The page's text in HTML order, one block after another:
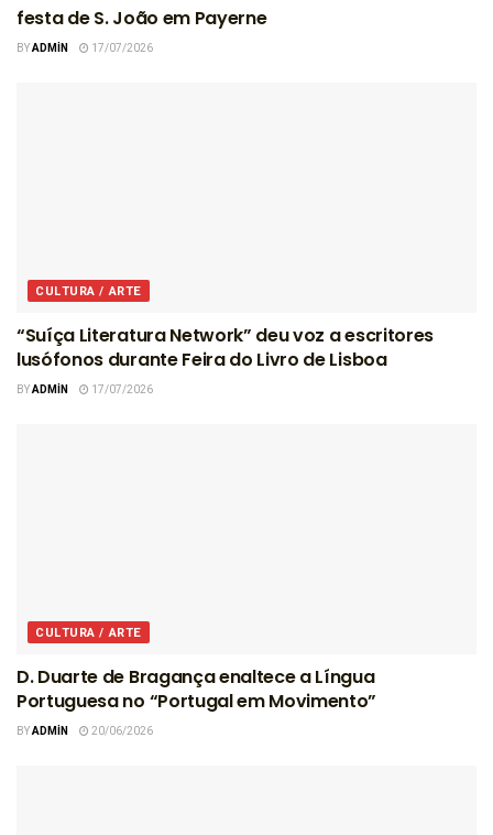
festa de S. João em Payerne
BYADMIN 17/07/2026
CULTURA / ARTE
“Suíça Literatura Network” deu voz a escritores
lusófonos durante Feira do Livro de Lisboa
BYADMIN 17/07/2026
CULTURA / ARTE
D. Duarte de Bragança enaltece a Língua
Portuguesa no “Portugal em Movimento”
BYADMIN 20/06/2026